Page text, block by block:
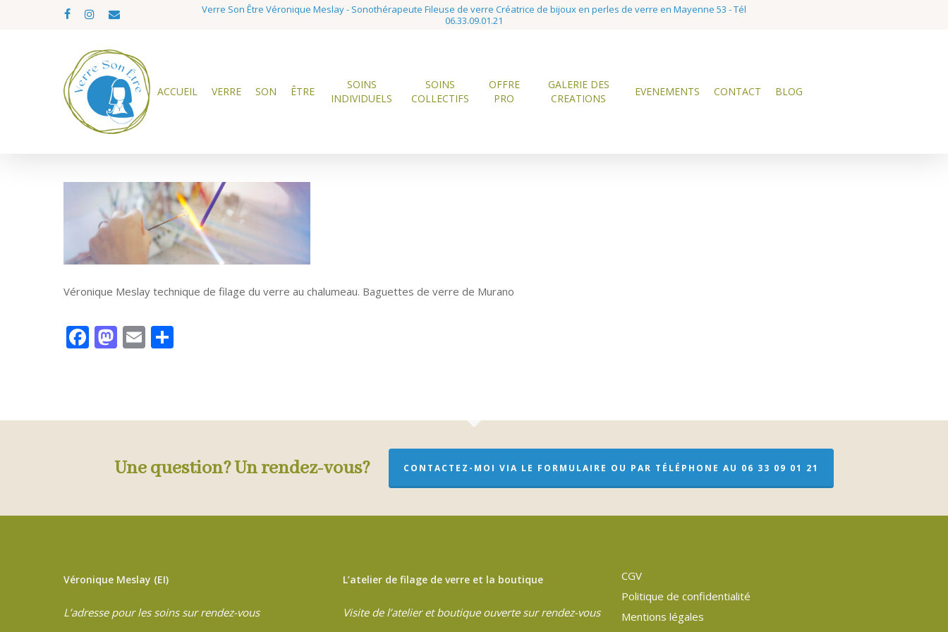
facebookinstagram
email
Verre Son Être Véronique Meslay - Sonothérapeute Fileuse de verre Créatrice de bijoux en perles de verre en Mayenne 53 - Tél
06.33.09.01.21
ACCUEIL VERRE SON ÊTRE
SOINS
INDIVIDUELS
SOINS
COLLECTIFS
OFFRE
PRO
GALERIE DES
CREATIONS
EVENEMENTS CONTACT BLOG
Véronique Meslay technique de filage du verre au chalumeau. Baguettes de verre de Murano
Facebook
Mastodon
Email
Une question? Un rendez-vous? CONTACTEZ-MOI VIA LE FORMULAIRE OU PAR TÉLÉPHONE AU 06 33 09 01 21
Véronique Meslay (EI)
L’adresse pour les soins sur rendez-vous
L’atelier de filage de verre et la boutique
Visite de l’atelier et boutique ouverte sur rendez-vous
CGV
Politique de confidentialité
Mentions légales